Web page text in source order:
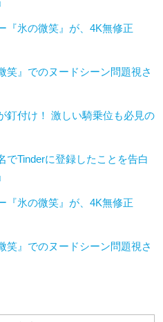
『氷の微笑』が、4K無修正
笑』でのヌードシーン問題視さ
釘付け！ 激しい騎乗位も必見の
でTinderに登録したことを告白
『氷の微笑』が、4K無修正
笑』でのヌードシーン問題視さ